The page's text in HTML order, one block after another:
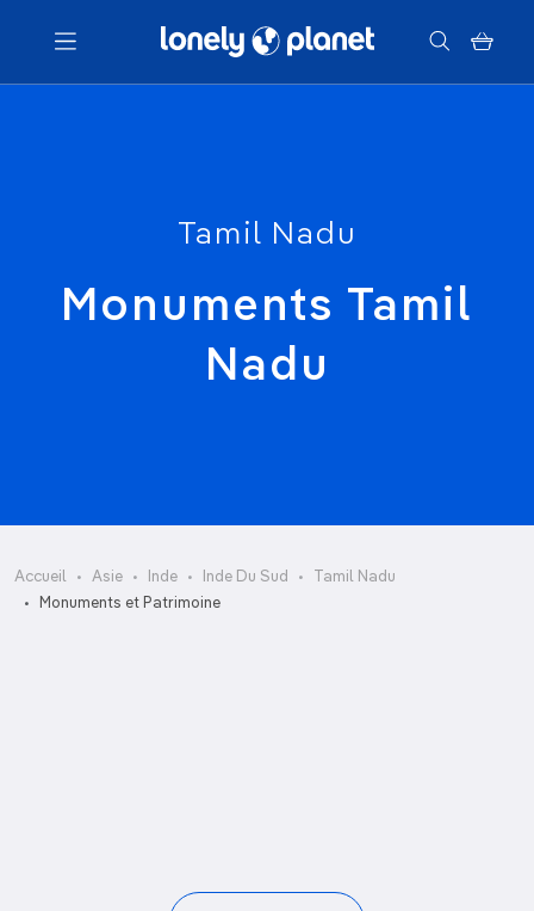
Menu
Tamil Nadu
Monuments Tamil
Nadu
Accueil Asie Inde Inde Du Sud
Tamil Nadu
Monuments et Patrimoine
Ascèse d’Arjuna